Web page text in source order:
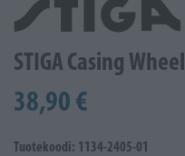
STIGA Casing Wheel
38,90 €
Tuotekoodi: 1134-2405-01